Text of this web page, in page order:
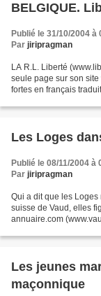
BELGIQUE.
Publié le 31/10/2004 à
Par jiripragman
LA R.L. Liberté
seule page sur son
fortes en français
Les Loges
Publié le 08/11/2004 à
Par jiripragman
Qui a dit que les
suisse de Vaud, elles
annuaire.com
Les jeunes
maçonnique